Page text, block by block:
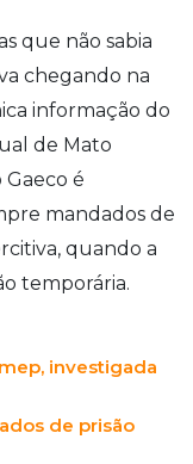
que não sabia
chegando na
informação do
de Mato
é
mandados de
quando a
temporária.
investigada
de prisão